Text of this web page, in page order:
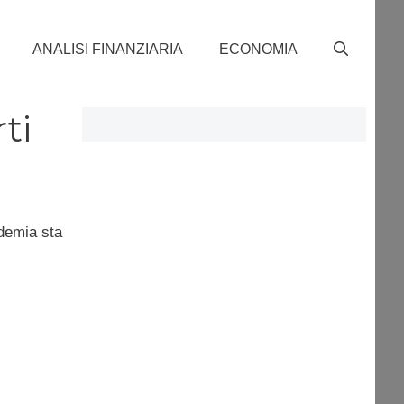
ANALISI FINANZIARIA ECONOMIA
sta